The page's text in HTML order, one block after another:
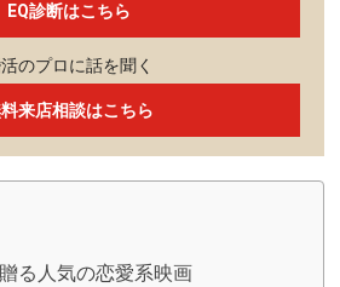
EQ診断はこちら
のプロに話を聞く
来店相談はこちら
る人気の恋愛系映画